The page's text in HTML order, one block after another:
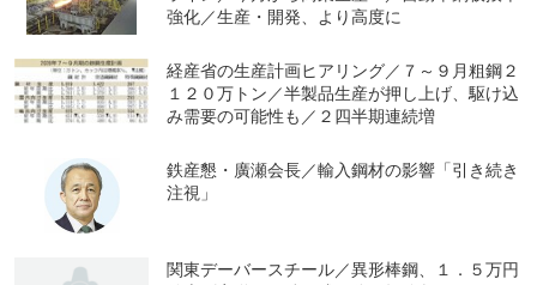
強化／生産・開発、より高度に
経産省の生産計画ヒアリング／７～９月粗鋼２
１２０万トン／半製品生産が押し上げ、駆け込
み需要の可能性も／２四半期連続増
鉄産懇・廣瀬会長／輸入鋼材の影響「引き続き
注視」
関東デーバースチール／異形棒鋼、１．５万円